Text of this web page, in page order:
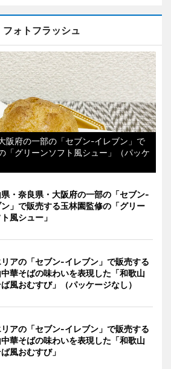
フォトフラッシュ
阪府の一部の「セブン-イレブン」で
「グリーンソフト風シュー」（パッケ
・奈良県・大阪府の一部の「セブン-
」で販売する玉林園監修の「グリー
風シュー」
アの「セブン-イレブン」で販売する
華そばの味わいを表現した「和歌山
風おむすび」（パッケージなし）
アの「セブン-イレブン」で販売する
華そばの味わいを表現した「和歌山
風おむすび」